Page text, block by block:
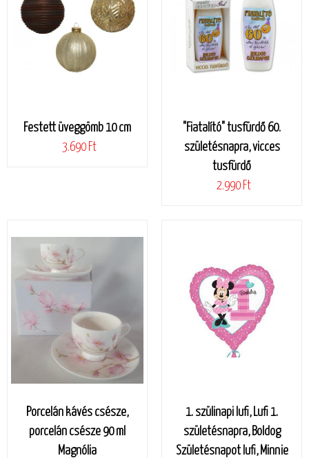
Festett üveggömb 10 cm
3.690 Ft
"Fiatalító" tusfürdő 60.
születésnapra, vicces
tusfürdő
2.990 Ft
Porcelán kávés csésze,
porcelán csésze 90 ml
Magnólia
1. szülinapi lufi, Lufi 1.
születésnapra, Boldog
Születésnapot lufi, Minnie